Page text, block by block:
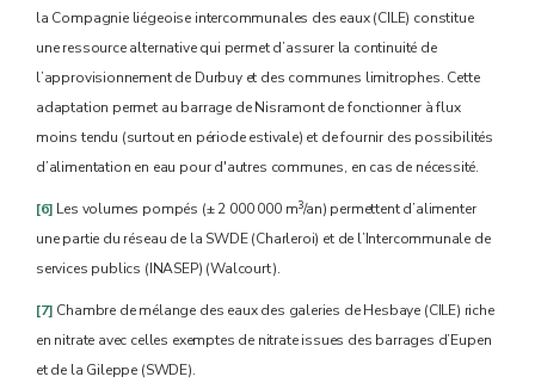
la Compagnie liégeoise intercommunales des eaux (CILE) constitue
une ressource alternative qui permet d’assurer la continuité de
l’approvisionnement de Durbuy et des communes limitrophes. Cette
adaptation permet au barrage de Nisramont de fonctionner à flux
moins tendu (surtout en période estivale) et de fournir des possibilités
d’alimentation en eau pour d'autres communes, en cas de nécessité.
[6] Les volumes pompés (± 2 000 000 m3/an) permettent d’alimenter
une partie du réseau de la SWDE (Charleroi) et de l’Intercommunale de
services publics (INASEP) (Walcourt).
[7] Chambre de mélange des eaux des galeries de Hesbaye (CILE) riche
en nitrate avec celles exemptes de nitrate issues des barrages d’Eupen
et de la Gileppe (SWDE).